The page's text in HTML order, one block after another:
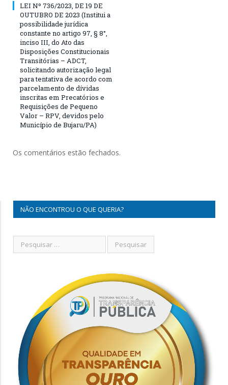
LEI Nº 736/2023, DE 19 DE
OUTUBRO DE 2023 (Institui a
possibilidade jurídica
constante no artigo 97, § 8°,
inciso III, do Ato das
Disposições Constitucionais
Transitórias – ADCT,
solicitando autorização legal
para tentativa de acordo com
parcelamento de dívidas
inscritas em Precatórios e
Requisições de Pequeno
Valor – RPV, devidos pelo
Município de Bujaru/PA)
Os comentários estão fechados.
NÃO ENCONTROU O QUE QUERIA?